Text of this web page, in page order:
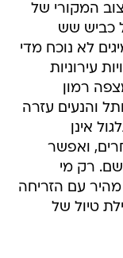
המקורי של
כביש שש
לא נוכח מדי
עירוניות
רמון
והנעים עזרה
אינן
ואפשר
שם. רק מי
עם הזריחה
טיול של